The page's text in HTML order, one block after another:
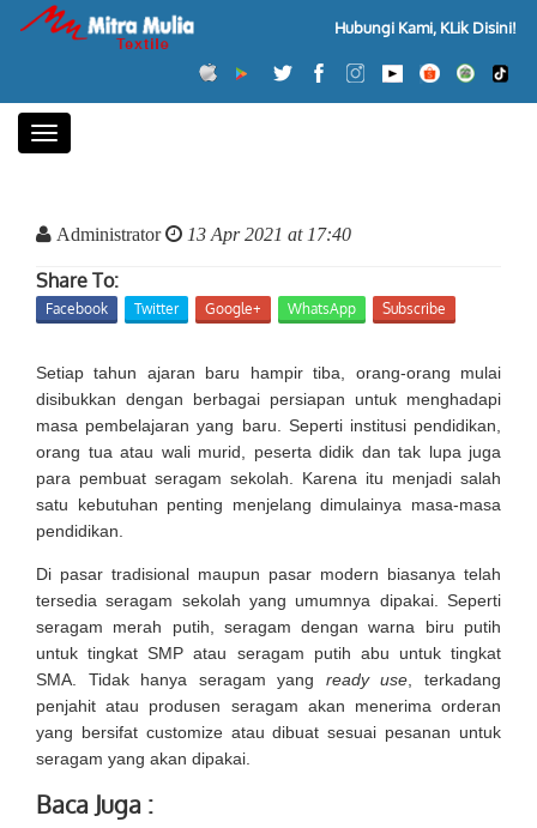
Hubungi Kami, KLik Disini!
Toggle
Administrator 13 Apr 2021 at 17:40
Share To:
Facebook Twitter Google+ WhatsApp Subscribe
Setiap tahun ajaran baru hampir tiba, orang-orang mulai
disibukkan dengan berbagai persiapan untuk menghadapi
masa pembelajaran yang baru. Seperti institusi pendidikan,
orang tua atau wali murid, peserta didik dan tak lupa juga
para pembuat seragam sekolah. Karena itu menjadi salah
satu kebutuhan penting menjelang dimulainya masa-masa
pendidikan.
Di pasar tradisional maupun pasar modern biasanya telah
tersedia seragam sekolah yang umumnya dipakai. Seperti
seragam merah putih, seragam dengan warna biru putih
untuk tingkat SMP atau seragam putih abu untuk tingkat
SMA. Tidak hanya seragam yang ready use , terkadang
penjahit atau produsen seragam akan menerima orderan
yang bersifat customize atau dibuat sesuai pesanan untuk
seragam yang akan dipakai.
Baca Juga :